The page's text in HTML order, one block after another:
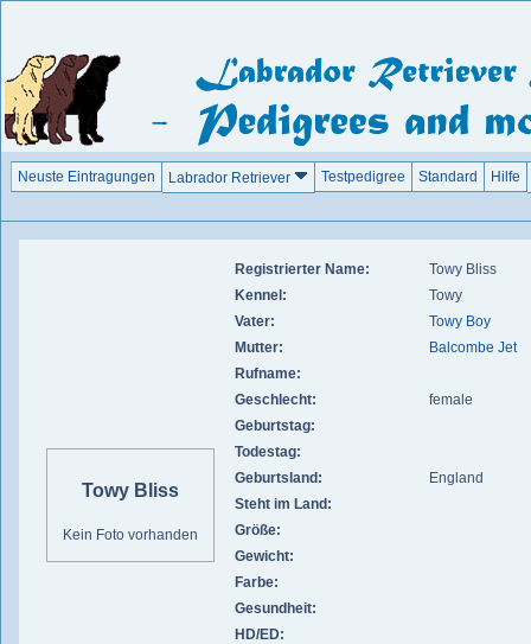
Neuste Eintragungen Labrador Retriever Testpedigree Standard Hilfe
Towy Bliss
Kein Foto vorhanden
Registrierter Name:
Towy Bliss
Kennel:
Towy
Vater:
Towy Boy
Mutter:
Balcombe Jet
Rufname:
Geschlecht:
female
Geburtstag:
Todestag:
Geburtsland:
England
Steht im Land:
Größe:
Gewicht:
Farbe:
Gesundheit:
HD/ED: